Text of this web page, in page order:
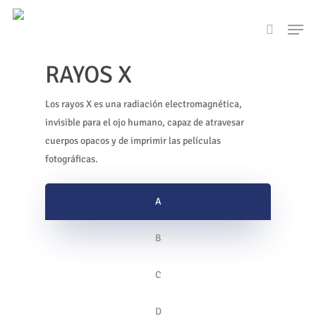
Skip
search
RAYOS X
Los rayos X es una radiación electromagnética,
invisible para el ojo humano, capaz de atravesar
cuerpos opacos y de imprimir las películas
fotográficas.
A
B
C
D